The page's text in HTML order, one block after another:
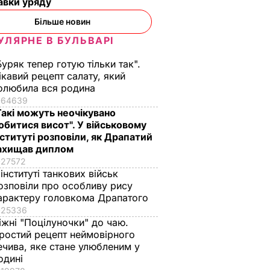
за
хворих
добу
Більше новин
В БУЛЬВАРІ
тепер готую тільки так".
рецепт салату, який
вся родина
64639
можуть неочікувано
висот". У військовому
розповіли, як Драпатий
диплом
27572
танкових військ
про особливу рису
головкома Драпатого
25336
"Поцілуночки" до чаю.
рецепт неймовірного
яке стане улюбленим у